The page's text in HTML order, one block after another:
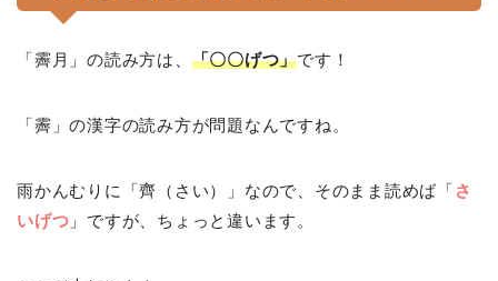
「霽月」の読み方は、 「〇〇げつ」です！
「霽」の漢字の読み方が問題なんですね。
雨かんむりに「齊（さい）」なので、そのまま読めば「 さ
いげつ 」ですが、ちょっと違います。